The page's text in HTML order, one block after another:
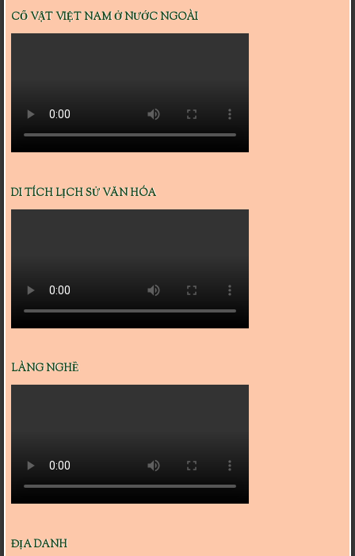
CỔ VẬT VIỆT NAM Ở NƯỚC NGOÀI
DI TÍCH LỊCH SỬ VĂN HÓA
LÀNG NGHỀ
ĐỊA DANH